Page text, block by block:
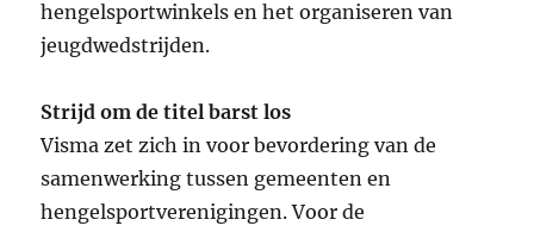
hengelsportwinkels en het organiseren van
jeugdwedstrijden.
Strijd om de titel barst los
Visma zet zich in voor bevordering van de
samenwerking tussen gemeenten en
hengelsportverenigingen. Voor de